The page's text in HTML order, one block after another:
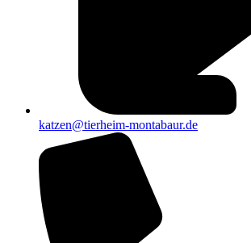
katzen@tierheim-montabaur.de